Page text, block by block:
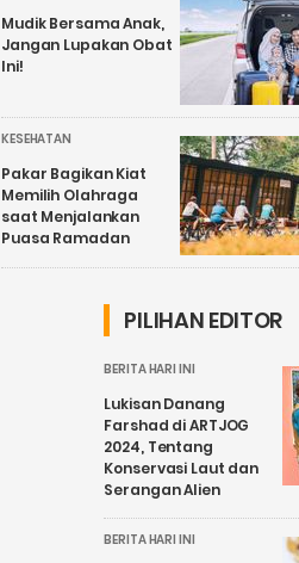
Mudik Bersama Anak,
Jangan Lupakan Obat
Ini!
KESEHATAN
Pakar Bagikan Kiat
Memilih Olahraga
saat Menjalankan
Puasa Ramadan
PILIHAN EDITOR
BERITA HARI INI
Lukisan Danang
Farshad di ARTJOG
2024, Tentang
Konservasi Laut dan
Serangan Alien
BERITA HARI INI